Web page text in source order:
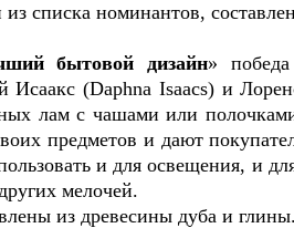
списка номинантов,
бытовой дизайн»
Исаакс (Daphna Isaacs) и
лам с чашами или
предметов и дают
и для освещения, и
мелочей.
из древесины дуба и